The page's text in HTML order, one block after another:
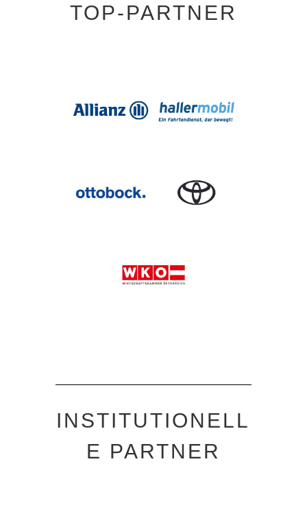
TOP-PARTNER
INSTITUTIONELL
E PARTNER